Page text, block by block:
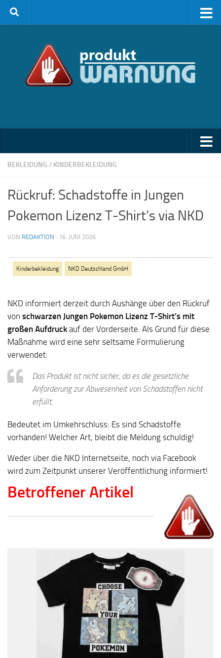
Zum Inhalt springen
BEKLEIDUNG / KINDERBEKLEIDUNG
Rückruf: Schadstoffe in Jungen
Pokemon Lizenz T-Shirt’s via NKD
VON REDAKTION · 16. JUNI 2026
Kinderbekleidung NKD Deutschland GmbH
NKD informiert derzeit durch Aushänge über den Rückruf
von schwarzen Jungen Pokemon Lizenz T-Shirt’s mit
großen Aufdruck auf der Vorderseite. Als Grund für diese
Maßnahme wird eine sehr seltsame Formulierung
verwendet:
Das Produkt ist nicht sicher, da es die gesetzliche
Anforderung zur Abwesenheit von Schadstoffen nicht
erfüllt.
Bedeutet im Umkehrschluss: Es sind Schadstoffe
vorhanden! Welcher Art, bleibt die Meldung schuldig!
Weder über die NKD Internetseite, noch via Facebook
wird zum Zeitpunkt unserer Veröffentlichung informiert!
Betroffener Artikel